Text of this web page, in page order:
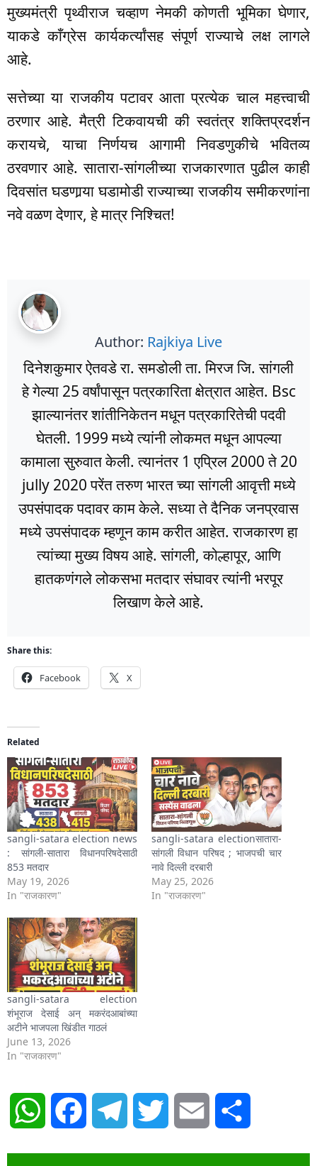
मुख्यमंत्री पृथ्वीराज चव्हाण नेमकी कोणती भूमिका घेणार,
याकडे काँग्रेस कार्यकर्त्यांसह संपूर्ण राज्याचे लक्ष लागले
आहे.
सत्तेच्या या राजकीय पटावर आता प्रत्येक चाल महत्त्वाची
ठरणार आहे. मैत्री टिकवायची की स्वतंत्र शक्तिप्रदर्शन
करायचे, याचा निर्णयच आगामी निवडणुकीचे भवितव्य
ठरवणार आहे. सातारा-सांगलीच्या राजकारणात पुढील काही
दिवसांत घडणार्‍या घडामोडी राज्याच्या राजकीय समीकरणांना
नवे वळण देणार, हे मात्र निश्चित!
Author: Rajkiya Live
दिनेशकुमार ऐतवडे रा. समडोली ता. मिरज जि. सांगली
हे गेल्या 25 वर्षांपासून पत्रकारिता क्षेत्रात आहेत. Bsc
झाल्यानंतर शांतीनिकेतन मधून पत्रकारितेची पदवी
घेतली. 1999 मध्ये त्यांनी लोकमत मधून आपल्या
कामाला सुरुवात केली. त्यानंतर 1 एप्रिल 2000 ते 20
jully 2020 परेंत तरुण भारत च्या सांगली आवृत्ती मध्ये
उपसंपादक पदावर काम केले. सध्या ते दैनिक जनप्रवास
मध्ये उपसंपादक म्हणून काम करीत आहेत. राजकारण हा
त्यांच्या मुख्य विषय आहे. सांगली, कोल्हापूर, आणि
हातकणंगले लोकसभा मतदार संघावर त्यांनी भरपूर
लिखाण केले आहे.
Share this:
Facebook X
Related
sangli-satara election news
: सांगली-सातारा विधानपरिषदेसाठी
853 मतदार
May 19, 2026
In "राजकारण"
sangli-satara electionसातारा-
सांगली विधान परिषद ; भाजपची चार
नावे दिल्ली दरबारी
May 25, 2026
In "राजकारण"
sangli-satara election
शंभूराज देसाई अन् मकरंदआबांच्या
अटीने भाजपला खिंडीत गाठलं
June 13, 2026
In "राजकारण"
WhatsAppFacebook Telegram Twitter Email